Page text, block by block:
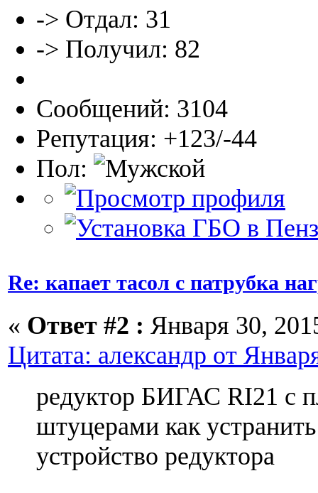
-> Отдал: 31
-> Получил: 82
Сообщений: 3104
Репутация: +123/-44
Пол:
Re: капает тасол с патрубка
« Ответ #2 : Января 30,
Цитата: александр от
редуктор БИГАС RI21 c
штуцерами как
устройство редуктора